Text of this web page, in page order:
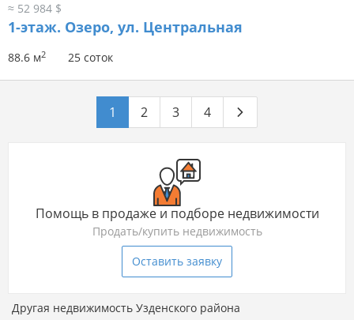
≈ 52 984 $
1-этаж. Озеро, ул. Центральная
88.6 м2 25 соток
1 2 3 4
Помощь в продаже и подборе недвижимости
Продать/купить недвижимость
Оставить заявку
Другая недвижимость Узденского района